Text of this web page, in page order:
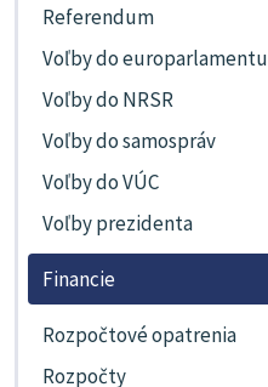
Referendum
Voľby do europarlamentu
Voľby do NRSR
Voľby do samospráv
Voľby do VÚC
Voľby prezidenta
Financie
Rozpočtové opatrenia
Rozpočty